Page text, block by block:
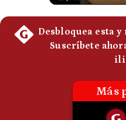
Preguntas
Frecuentes